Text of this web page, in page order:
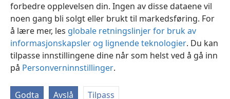
forbedre opplevelsen din. Ingen av disse dataene vil
noen gang bli solgt eller brukt til markedsføring. For
å lære mer, les globale retningslinjer for bruk av
informasjonskapsler og lignende teknologier. Du kan
tilpasse innstillingene dine når som helst ved å gå inn
på Personverninnstillinger.
Godta Avslå Tilpass
Copyright© 2026 Watch Tower Bible and Tract Society of Pennsylvania
Vilkår for bruk Personvern Personverninnstillinger
JW.ORG
Logg inn